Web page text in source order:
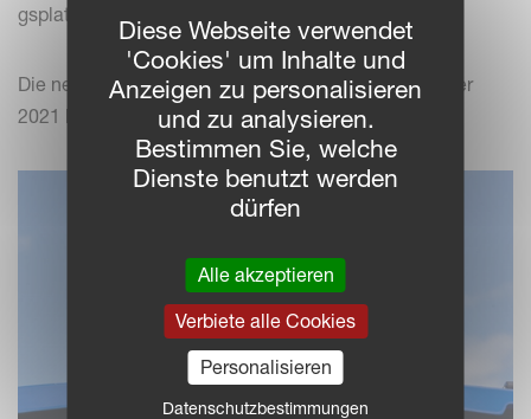
gsplatte.
Die neue IsoMatch Global 2 Antenne wird ab Sommer
2021 bei Ihrem lokalen Händler verfügbar sein.
Diese Webseite verwendet
'Cookies' um Inhalte und
Anzeigen zu personalisieren
und zu analysieren.
Bestimmen Sie, welche
Dienste benutzt werden
dürfen
Alle akzeptieren
Verbiete alle Cookies
Personalisieren
Datenschutzbestimmungen